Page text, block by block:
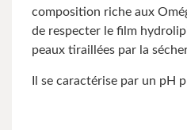
composition riche aux
de respecter le film
peaux tiraillées par la
Il se caractérise par un pH